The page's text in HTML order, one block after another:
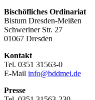
Bischöfliches Ordinariat
Bistum Dresden-Meißen
Schweriner Str. 27
01067 Dresden
Kontakt
Tel. 0351 31563-0
E-Mail info@bddmei.de
Presse